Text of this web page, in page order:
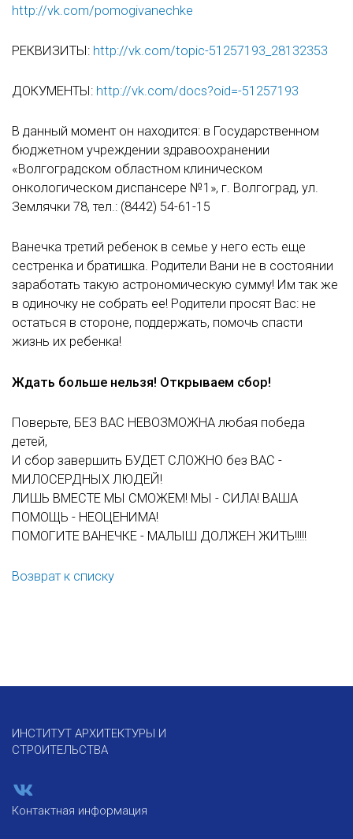
http://vk.com/pomogivanechke
РЕКВИЗИТЫ: http://vk.com/topic-51257193_28132353
ДОКУМЕНТЫ: http://vk.com/docs?oid=-51257193
В данный момент он находится: в Государственном
бюджетном учреждении здравоохранении
«Волгоградском областном клиническом
онкологическом диспансере №1», г. Волгоград, ул.
Землячки 78, тел.: (8442) 54-61-15
Ванечка третий ребенок в семье у него есть еще
сестренка и братишка. Родители Вани не в состоянии
заработать такую астрономическую сумму! Им так же
в одиночку не собрать ее! Родители просят Вас: не
остаться в стороне, поддержать, помочь спасти
жизнь их ребенка!
Ждать больше нельзя! Открываем сбор!
Поверьте, БЕЗ ВАС НЕВОЗМОЖНА любая победа
детей,
И сбор завершить БУДЕТ СЛОЖНО без ВАС -
МИЛОСЕРДНЫХ ЛЮДЕЙ!
ЛИШЬ ВМЕСТЕ МЫ СМОЖЕМ! МЫ - СИЛА! ВАША
ПОМОЩЬ - НЕОЦЕНИМА!
ПОМОГИТЕ ВАНЕЧКЕ - МАЛЫШ ДОЛЖЕН ЖИТЬ!!!!!
Возврат к списку
ИНСТИТУТ АРХИТЕКТУРЫ И
СТРОИТЕЛЬСТВА
Контактная информация